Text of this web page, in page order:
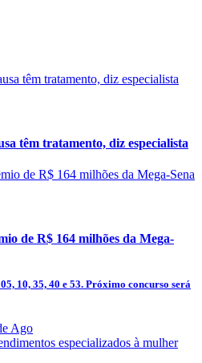
têm tratamento, diz especialista
de R$ 164 milhões da Mega-
10, 35, 40 e 53. Próximo concurso será
Ago